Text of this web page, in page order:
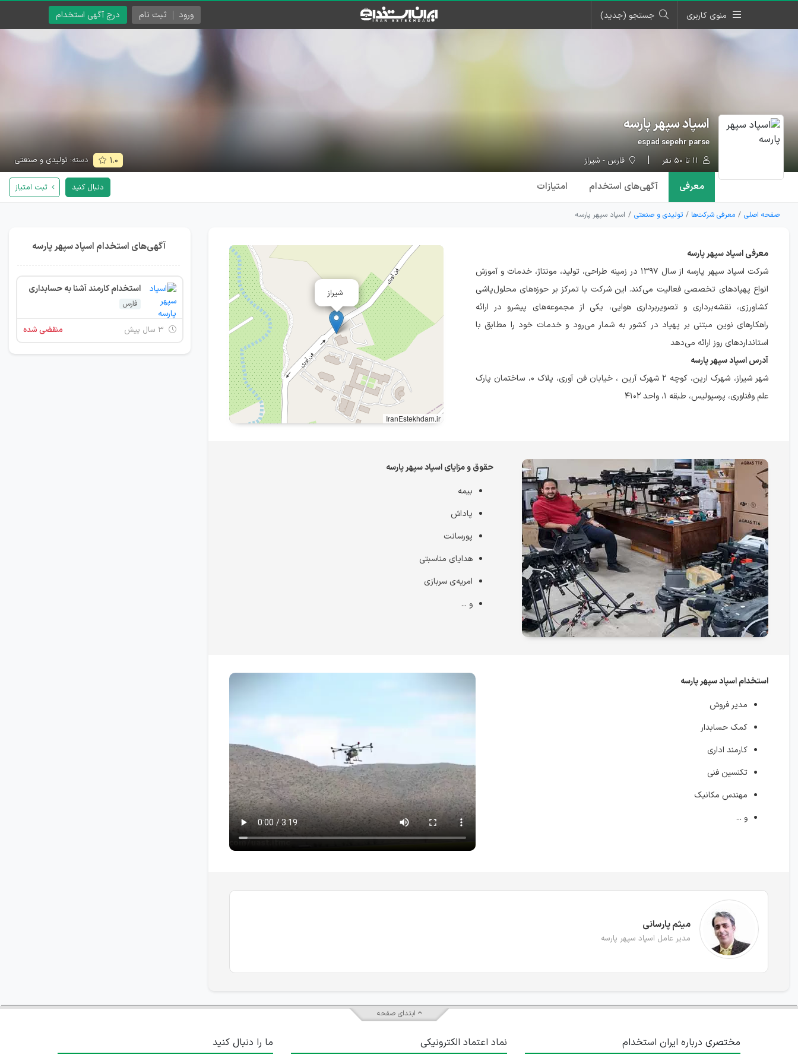
منوی کاربری جستجو (جدید) درج آگهی استخدام ورود ثبت نام
اسپاد سپهر پارسه
espad sepehr parse
فارس - شیراز ۱.۰ دسته: تولیدی و صنعتی
معرفی آگهی‌های استخدام امتیازات دنبال کنید ثبت امتیاز
صفحه اصلی معرفی شرکت‌ها تولیدی و صنعتی اسپاد سپهر پارسه
معرفی اسپاد سپهر پارسه
شرکت اسپاد سپهر پارسه از سال ۱۳۹۷ در زمینه طراحی، تولید، مونتاژ، خدمات و آموزش
انواع پهپادهای تخصصی فعالیت می‌کند. این شرکت با تمرکز بر حوزه‌های محلول‌پاشی
کشاورزی، نقشه‌برداری و تصویربرداری هوایی، یکی از مجموعه‌های پیشرو در ارائه
راهکارهای نوین مبتنی بر پهپاد در کشور به شمار می‌رود و خدمات خود را مطابق با
استانداردهای روز ارائه می‌دهد
آدرس اسپاد سپهر پارسه
شهر شیراز، شهرک ارین، کوچه ۲ شهرک آرین ، خیابان فن آوری، پلاک ۰، ساختمان پارک
علم وفناوری، پرسپولیس، طبقه ۱، واحد ۴۱۰۲
شیراز
IranEstekhdam.ir
حقوق و مزایای اسپاد سپهر پارسه
بیمه
پاداش
پورسانت
هدایای مناسبتی
امریه‌ی سربازی
و ...
استخدام اسپاد سپهر پارسه
مدیر فروش
کمک حسابدار
کارمند اداری
تکنسین فنی
مهندس مکانیک
و ...
میثم پارسانی
مدیر عامل اسپاد سپهر پارسه
آگهی‌های استخدام اسپاد سپهر پارسه
استخدام کارمند آشنا به حسابداری
فارس
منقضی شده
ابتدای صفحه
مختصری درباره ایران استخدام نماد اعتماد الکترونیکی ما را دنبال کنید